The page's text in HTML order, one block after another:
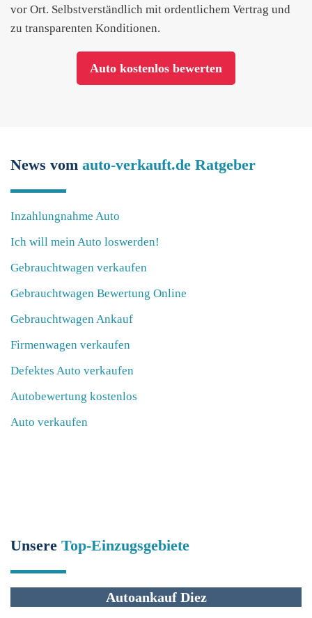
vor Ort. Selbstverständlich mit ordentlichem Vertrag und
zu transparenten Konditionen.
Auto kostenlos bewerten
News vom auto-verkauft.de Ratgeber
Inzahlungnahme Auto
Ich will mein Auto loswerden!
Gebrauchtwagen verkaufen
Gebrauchtwagen Bewertung Online
Gebrauchtwagen Ankauf
Firmenwagen verkaufen
Defektes Auto verkaufen
Autobewertung kostenlos
Auto verkaufen
Unsere Top-Einzugsgebiete
Autoankauf Diez